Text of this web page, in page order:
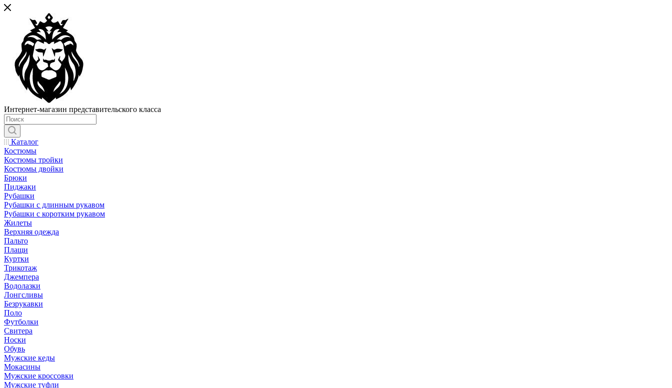
Интернет-магазин представительского класса
Каталог
Костюмы
Костюмы тройки
Костюмы двойки
Брюки
Пиджаки
Рубашки
Рубашки с длинным рукавом
Рубашки с коротким рукавом
Жилеты
Верхняя одежда
Пальто
Плащи
Куртки
Трикотаж
Джемпера
Водолазки
Лонгсливы
Безрукавки
Поло
Футболки
Свитера
Носки
Обувь
Мужские кеды
Мокасины
Мужские кроссовки
Мужские туфли